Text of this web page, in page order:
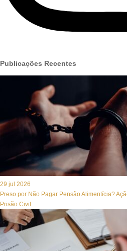
Publicações Recentes
29 jul 2026
Preso por Não Pagar Pensão Alimentícia?
Prisão Civil